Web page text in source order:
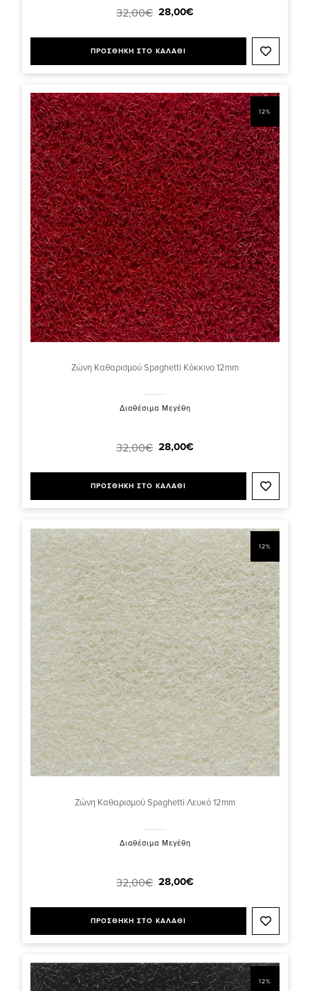
32,00€ 28,00€
ΠΡΟΣΘΗΚΗ ΣΤΟ ΚΑΛΑΘΙ
12%
Ζώνη Καθαρισμού Spaghetti Κόκκινο 12mm
Διαθέσιμα Μεγέθη
32,00€ 28,00€
ΠΡΟΣΘΗΚΗ ΣΤΟ ΚΑΛΑΘΙ
12%
Ζώνη Καθαρισμού Spaghetti Λευκό 12mm
Διαθέσιμα Μεγέθη
32,00€ 28,00€
ΠΡΟΣΘΗΚΗ ΣΤΟ ΚΑΛΑΘΙ
12%